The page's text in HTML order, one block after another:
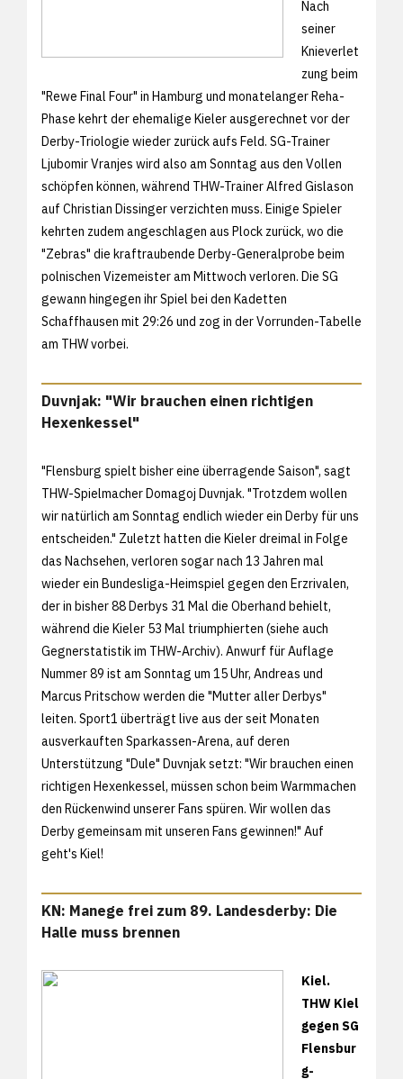
Nach
seiner
Knieverlet
zung beim
"Rewe Final Four" in Hamburg und monatelanger Reha-
Phase kehrt der ehemalige Kieler ausgerechnet vor der
Derby-Triologie wieder zurück aufs Feld. SG-Trainer
Ljubomir Vranjes wird also am Sonntag aus den Vollen
schöpfen können, während THW-Trainer Alfred Gislason
auf Christian Dissinger verzichten muss. Einige Spieler
kehrten zudem angeschlagen aus Plock zurück, wo die
"Zebras" die kraftraubende Derby-Generalprobe beim
polnischen Vizemeister am Mittwoch verloren. Die SG
gewann hingegen ihr Spiel bei den Kadetten
Schaffhausen mit 29:26 und zog in der Vorrunden-Tabelle
am THW vorbei.
Duvnjak: "Wir brauchen einen richtigen
Hexenkessel"
"Flensburg spielt bisher eine überragende Saison", sagt
THW-Spielmacher Domagoj Duvnjak. "Trotzdem wollen
wir natürlich am Sonntag endlich wieder ein Derby für uns
entscheiden." Zuletzt hatten die Kieler dreimal in Folge
das Nachsehen, verloren sogar nach 13 Jahren mal
wieder ein Bundesliga-Heimspiel gegen den Erzrivalen,
der in bisher 88 Derbys 31 Mal die Oberhand behielt,
während die Kieler 53 Mal triumphierten (siehe auch
Gegnerstatistik im THW-Archiv). Anwurf für Auflage
Nummer 89 ist am Sonntag um 15 Uhr, Andreas und
Marcus Pritschow werden die "Mutter aller Derbys"
leiten. Sport1 überträgt live aus der seit Monaten
ausverkauften Sparkassen-Arena, auf deren
Unterstützung "Dule" Duvnjak setzt: "Wir brauchen einen
richtigen Hexenkessel, müssen schon beim Warmmachen
den Rückenwind unserer Fans spüren. Wir wollen das
Derby gemeinsam mit unseren Fans gewinnen!" Auf
geht's Kiel!
KN: Manege frei zum 89. Landesderby: Die
Halle muss brennen
Kiel.
THW Kiel
gegen SG
Flensbur
g-